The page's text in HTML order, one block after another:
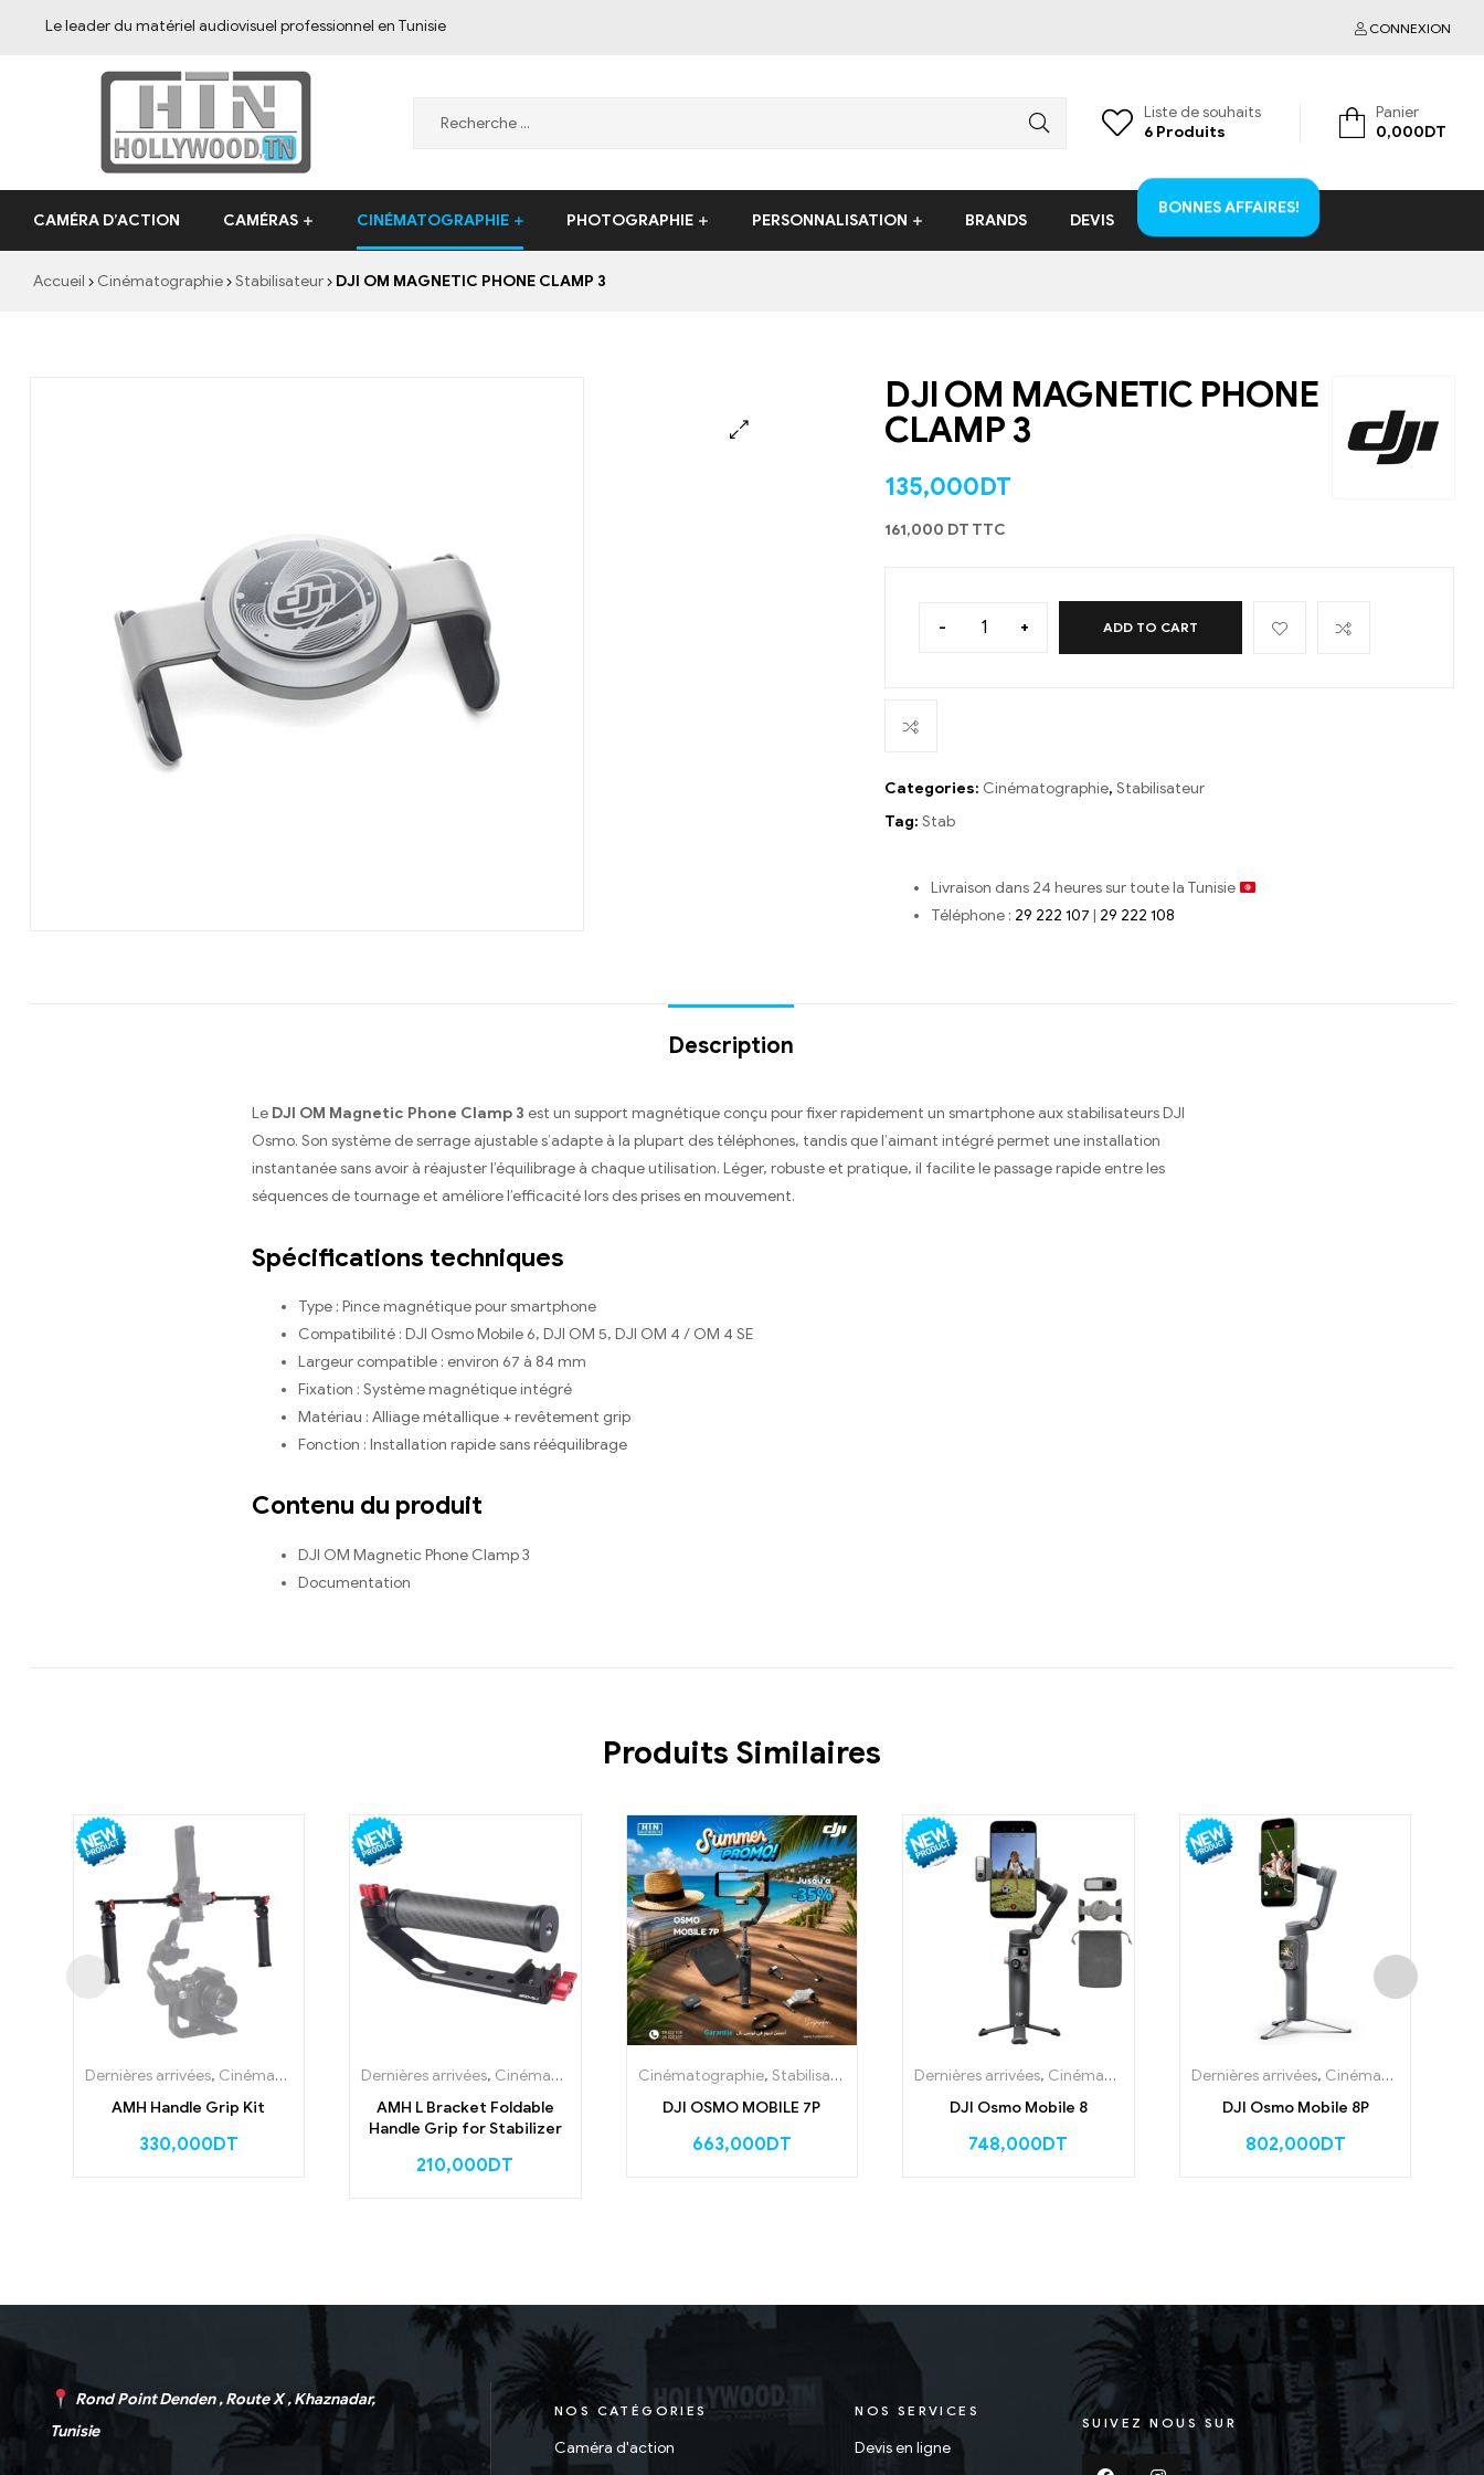
Le leader du matériel audiovisuel professionnel en Tunisie CONNEXION
Liste de souhaits
6 Produits
Panier
0,000DT
CAMÉRA D’ACTION CAMÉRAS CINÉMATOGRAPHIE PHOTOGRAPHIE PERSONNALISATION BRANDS DEVIS
BONNES AFFAIRES!
Accueil Cinématographie Stabilisateur DJI OM MAGNETIC PHONE CLAMP 3
EN STOCK
DJI OM MAGNETIC PHONE
CLAMP 3
135,000DT
161,000 DT TTC
- + ADD TO CART
Categories: Cinématographie, Stabilisateur
Tag: Stab
Livraison dans 24 heures sur toute la Tunisie
Téléphone : 29 222 107 | 29 222 108
Description
Le DJI OM Magnetic Phone Clamp 3 est un support magnétique conçu pour fixer rapidement un smartphone aux stabilisateurs DJI
Osmo. Son système de serrage ajustable s’adapte à la plupart des téléphones, tandis que l’aimant intégré permet une installation
instantanée sans avoir à réajuster l’équilibrage à chaque utilisation. Léger, robuste et pratique, il facilite le passage rapide entre les
séquences de tournage et améliore l’efficacité lors des prises en mouvement.
Spécifications techniques
Type : Pince magnétique pour smartphone
Compatibilité : DJI Osmo Mobile 6, DJI OM 5, DJI OM 4 / OM 4 SE
Largeur compatible : environ 67 à 84 mm
Fixation : Système magnétique intégré
Matériau : Alliage métallique + revêtement grip
Fonction : Installation rapide sans rééquilibrage
Contenu du produit
DJI OM Magnetic Phone Clamp 3
Documentation
Produits Similaires
Dernières arrivées, Cinématographie Photographie,Stabilisateur,Accessoires
AMH Handle Grip Kit
330,000DT
Dernières arrivées, Cinématographie Photographie,Stabilisateur,Accessoires
AMH L Bracket Foldable
Handle Grip for Stabilizer
210,000DT
Cinématographie, Stabilisateur
Nos Promotions
DJI OSMO MOBILE 7P
663,000DT
Dernières arrivées, Cinématographie
Stabilisateur
DJI Osmo Mobile 8
748,000DT
Dernières arrivées, Cinématographie
DJI Osmo Mobile 8P
802,000DT
Rond Point Denden , Route X , Khaznadar,
Tunisie
NOS CATÉGORIES
Caméra d'action
NOS SERVICES
Devis en ligne
SUIVEZ NOUS SUR